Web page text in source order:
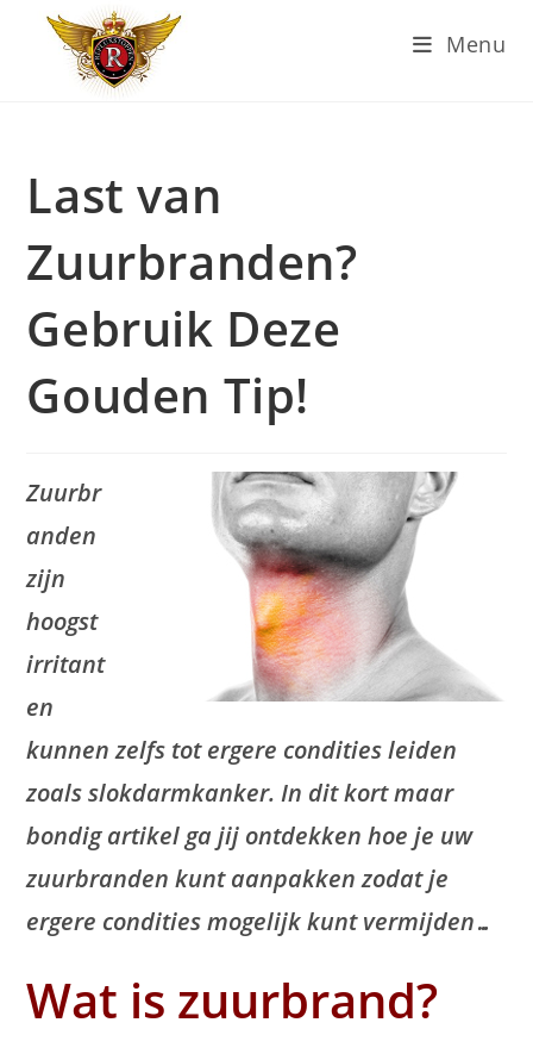
Menu
Last van
Zuurbranden?
Gebruik Deze
Gouden Tip!
Zuurbr
anden
zijn
hoogst
irritant
en
kunnen zelfs tot ergere condities leiden
zoals slokdarmkanker. In dit kort maar
bondig artikel ga jij ontdekken hoe je uw
zuurbranden kunt aanpakken zodat je
ergere condities mogelijk kunt vermijden…
Wat is zuurbrand?